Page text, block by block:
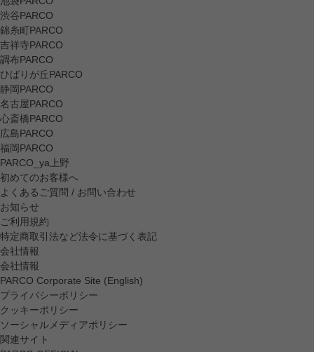
渋谷PARCO
錦糸町PARCO
吉祥寺PARCO
調布PARCO
ひばりが丘PARCO
静岡PARCO
名古屋PARCO
心斎橋PARCO
広島PARCO
福岡PARCO
PARCO_ya上野
初めてのお客様へ
よくあるご質問 / お問い合わせ
お知らせ
ご利用規約
特定商取引法など法令に基づく表記
会社情報
会社情報
PARCO Corporate Site (English)
プライバシーポリシー
クッキーポリシー
ソーシャルメディアポリシー
関連サイト